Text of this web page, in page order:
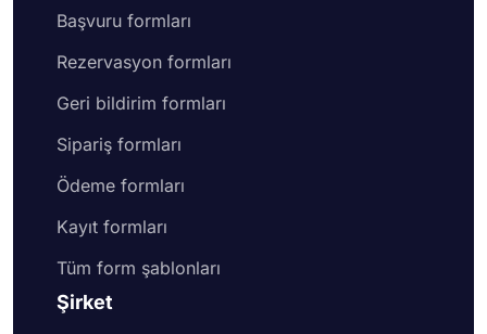
Başvuru formları
Rezervasyon formları
Geri bildirim formları
Sipariş formları
Ödeme formları
Kayıt formları
Tüm form şablonları
Şirket